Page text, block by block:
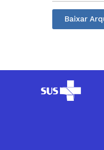
Baixar